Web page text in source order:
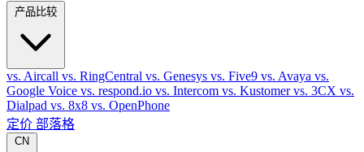
vs. Aircall vs. RingCentral vs. Genesys vs. Five9 vs. Avaya vs.
Google Voice vs. respond.io vs. Intercom vs. Kustomervs. 3CX vs.
Dialpad vs. 8x8 vs. OpenPhone
定价 部落格
CN